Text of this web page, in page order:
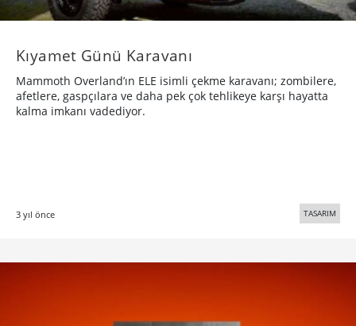
Kıyamet Günü Karavanı
Mammoth Overland’ın ELE isimli çekme karavanı; zombilere,
afetlere, gaspçılara ve daha pek çok tehlikeye karşı hayatta
kalma imkanı vadediyor.
3 yıl önce TASARIM